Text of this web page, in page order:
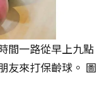
間一路從早上九點
友來打保齡球。 圖